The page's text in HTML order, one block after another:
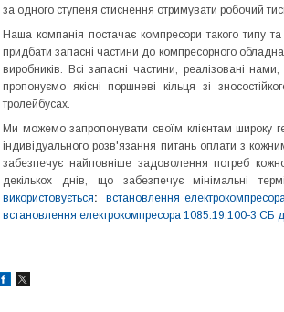
за одного ступеня стиснення отримувати робочий
Наша компанія постачає компресори такого типу
придбати запасні частини до компресорного
виробників. Всі запасні частини, реалізовані
пропонуємо якісні поршневі кільця зі
тролейбусах.
Ми можемо запропонувати своїм клієнтам широку
індивідуального розв'язання питань оплати з
забезпечує найповніше задоволення потреб
декількох днів, що забезпечує мінімальні
використовується:
встановлення
встановлення електрокомпресора 1085.19.100-3 СБ